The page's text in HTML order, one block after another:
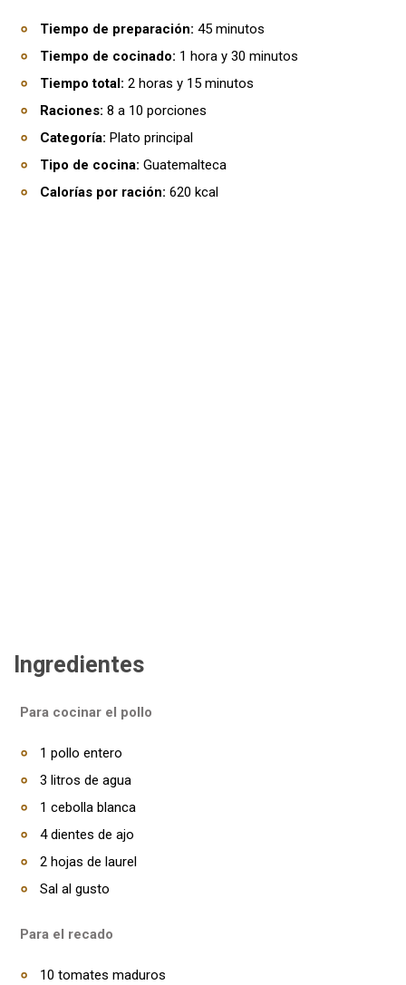
Tiempo de preparación: 45 minutos
Tiempo de cocinado: 1 hora y 30 minutos
Tiempo total: 2 horas y 15 minutos
Raciones: 8 a 10 porciones
Categoría: Plato principal
Tipo de cocina: Guatemalteca
Calorías por ración: 620 kcal
Ingredientes
Para cocinar el pollo
1 pollo entero
3 litros de agua
1 cebolla blanca
4 dientes de ajo
2 hojas de laurel
Sal al gusto
Para el recado
10 tomates maduros